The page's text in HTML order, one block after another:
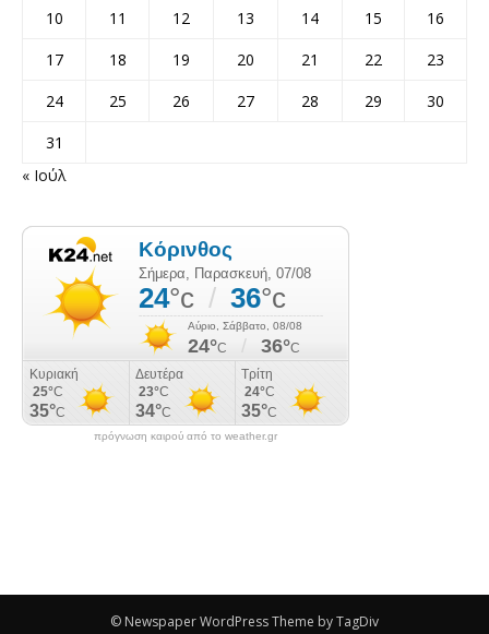
10
11 12 13 14 15
16
17
18 19 20 21 22
23
24
25 26 27 28 29
30
31
« Ιούλ
πρόγνωση καιρού από το weather.gr
© Newspaper WordPress Theme by TagDiv